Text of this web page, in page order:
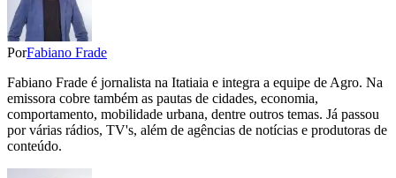
PorFabiano Frade
Fabiano Frade é jornalista na Itatiaia e integra a equipe de Agro. Na
emissora cobre também as pautas de cidades, economia,
comportamento, mobilidade urbana, dentre outros temas. Já passou
por várias rádios, TV's, além de agências de notícias e produtoras de
conteúdo.